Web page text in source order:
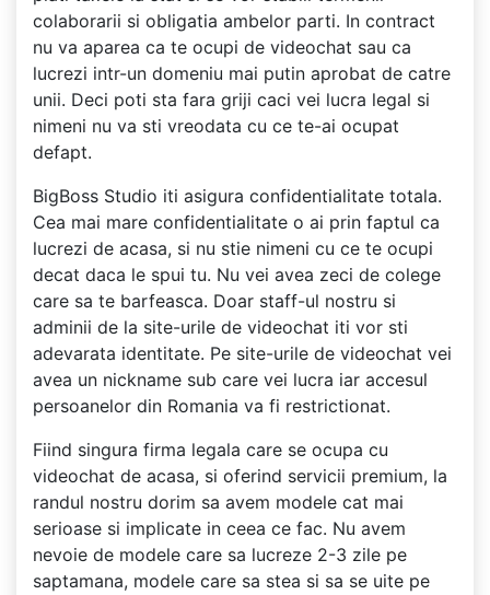
colaborarii si obligatia ambelor parti. In contract
nu va aparea ca te ocupi de videochat sau ca
lucrezi intr-un domeniu mai putin aprobat de catre
unii. Deci poti sta fara griji caci vei lucra legal si
nimeni nu va sti vreodata cu ce te-ai ocupat
defapt.
BigBoss Studio iti asigura confidentialitate totala.
Cea mai mare confidentialitate o ai prin faptul ca
lucrezi de acasa, si nu stie nimeni cu ce te ocupi
decat daca le spui tu. Nu vei avea zeci de colege
care sa te barfeasca. Doar staff-ul nostru si
adminii de la site-urile de videochat iti vor sti
adevarata identitate. Pe site-urile de videochat vei
avea un nickname sub care vei lucra iar accesul
persoanelor din Romania va fi restrictionat.
Fiind singura firma legala care se ocupa cu
videochat de acasa, si oferind servicii premium, la
randul nostru dorim sa avem modele cat mai
serioase si implicate in ceea ce fac. Nu avem
nevoie de modele care sa lucreze 2-3 zile pe
saptamana, modele care sa stea si sa se uite pe